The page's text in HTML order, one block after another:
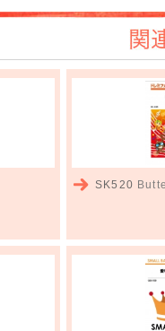
関連
SK520